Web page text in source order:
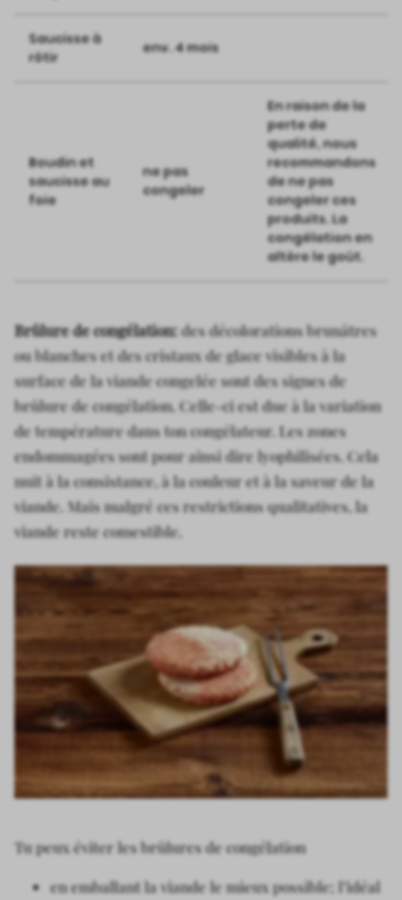
Saucisse à
rôtir
env. 4 mois
Boudin et
saucisse au
foie
ne pas
congeler
En raison de la
perte de
qualité, nous
recommandons
de ne pas
congeler ces
produits. La
congélation en
altère le goût.
Brûlure de congélation:des décolorations brunâtres
ou blanches et des cristaux de glace visibles à la
surface de la viande congelée sont des signes de
brûlure de congélation. Celle-ci est due à la variation
de température dans ton congélateur. Les zones
endommagées sont pour ainsi dire lyophilisées. Cela
nuit à la consistance, à la couleur et à la saveur de la
viande. Mais malgré ces restrictions qualitatives, la
viande reste comestible.
Tu peux éviter les brûlures de congélation
en emballant la viande le mieux possible; l’idéal